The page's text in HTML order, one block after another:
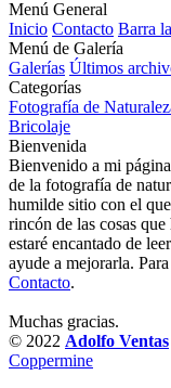
Menú General
Inicio Contacto Barra
Menú de Galería
Galerías Últimos
Categorías
Fotografía de
Bricolaje
Bienvenida
Bienvenido a mi
de la fotografía de
humilde sitio con el
rincón de las cosas
estaré encantado de
ayude a mejorarla.
Contacto.
Muchas gracias.
© 2022 Adolfo Ventas
Coppermine